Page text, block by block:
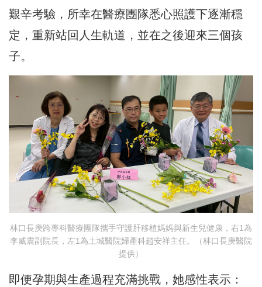
艱辛考驗，所幸在醫療團隊悉心照護下逐漸穩
定，重新站回人生軌道，並在之後迎來三個孩
子。
林口長庚跨專科醫療團隊攜手守護肝移植媽媽與新生兒健康，右1為
李威震副院長，左1為土城醫院婦產科趙安祥主任。（林口長庚醫院
提供）
即便孕期與生產過程充滿挑戰，她感性表示：